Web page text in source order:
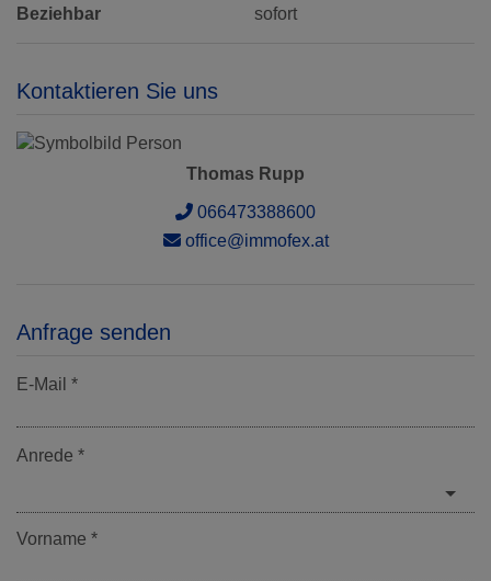
Beziehbar
sofort
Kontaktieren Sie uns
Thomas Rupp
066473388600
office@immofex.at
Anfrage senden
E-Mail
Anrede
Vorname